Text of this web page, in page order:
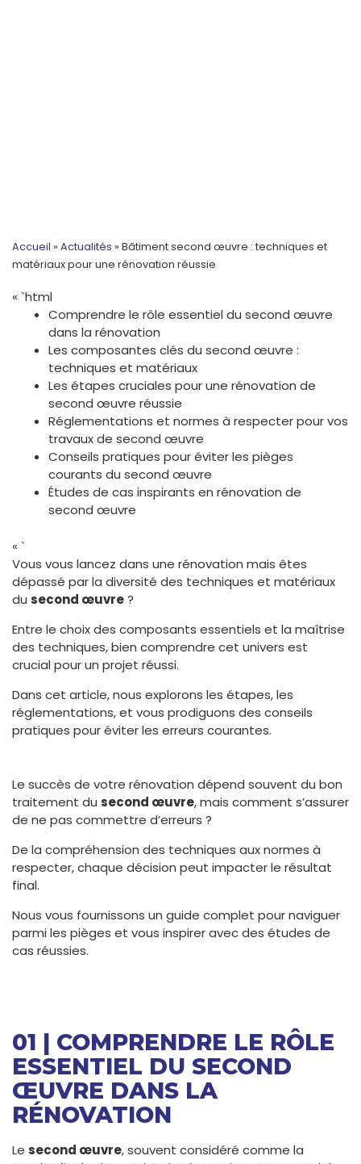
Accueil » Actualités » Bâtiment second œuvre : techniques et
matériaux pour une rénovation réussie
« `html
Comprendre le rôle essentiel du second œuvre
dans la rénovation
Les composantes clés du second œuvre :
techniques et matériaux
Les étapes cruciales pour une rénovation de
second œuvre réussie
Réglementations et normes à respecter pour vos
travaux de second œuvre
Conseils pratiques pour éviter les pièges
courants du second œuvre
Études de cas inspirants en rénovation de
second œuvre
« `
Vous vous lancez dans une rénovation mais êtes
dépassé par la diversité des techniques et matériaux
du second œuvre?
Entre le choix des composants essentiels et la maîtrise
des techniques, bien comprendre cet univers est
crucial pour un projet réussi.
Dans cet article, nous explorons les étapes, les
réglementations, et vous prodiguons des conseils
pratiques pour éviter les erreurs courantes.
Le succès de votre rénovation dépend souvent du bon
traitement du second œuvre, mais comment s’assurer
de ne pas commettre d’erreurs ?
De la compréhension des techniques aux normes à
respecter, chaque décision peut impacter le résultat
final.
Nous vous fournissons un guide complet pour naviguer
parmi les pièges et vous inspirer avec des études de
cas réussies.
01 | COMPRENDRE LE RÔLE
ESSENTIEL DU SECOND
ŒUVRE DANS LA
RÉNOVATION
Le second œuvre, souvent considéré comme la